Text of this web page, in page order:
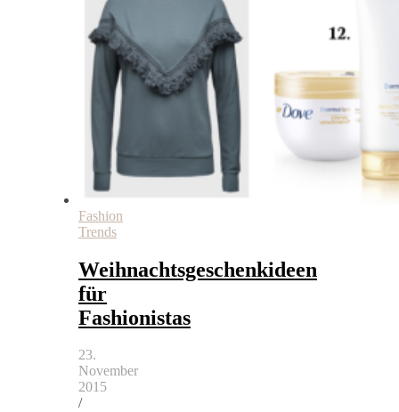
Fashion
Trends
Weihnachtsgeschenkideen
für
Fashionistas
23.
November
2015
/